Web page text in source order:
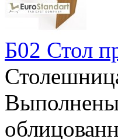
Б02 Стол